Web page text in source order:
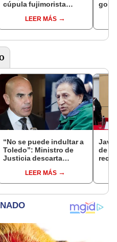
cúpula fujimorista
del SenadoLEER MÁS
“No se puede indultar a
Toledo”: Ministro de
Justicia descarta
exmandatario
LEER MÁS
de